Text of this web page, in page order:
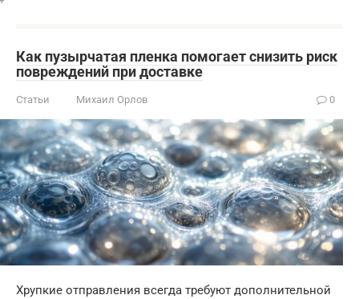
Как пузырчатая пленка помогает снизить риск
повреждений при доставке
Статьи Михаил Орлов 0
Хрупкие отправления всегда требуют дополнительной